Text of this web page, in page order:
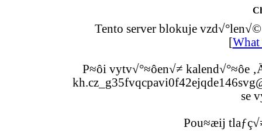
Tento server blokuje
[What
P≈ôi vytv√°≈ôen√≠ kalend√°≈ôe
se
Pou≈æij